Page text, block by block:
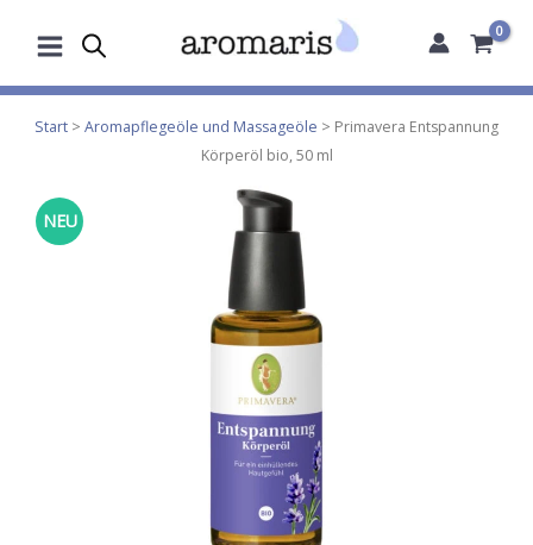
Inhalt
Start > Aromapflegeöle und Massageöle > Primavera Entspannung
Körperöl bio, 50 ml
NEU